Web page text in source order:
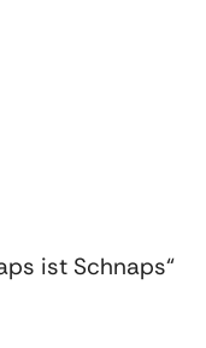
ist Schnaps“